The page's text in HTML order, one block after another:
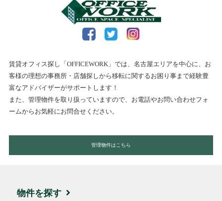
賃貸オフィス探し「OFFICEWORK」では、名古屋エリアを中心に、お
客様の理想の事務所・店舗探しから移転に関するお困り事まで経験豊
富なアドバイザーがサポートします！
また、管理物件を取り扱っていますので、お電話やお問い合わせフォ
ームからお気軽にお問合せください。
管理物件はこちら
物件を探す